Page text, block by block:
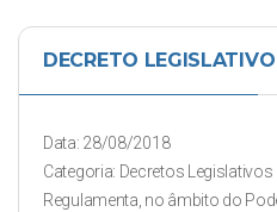
DECRETO
Data: 28/08/2018
Categoria: Decretos Legislativos
Regulamenta, no âmbito do